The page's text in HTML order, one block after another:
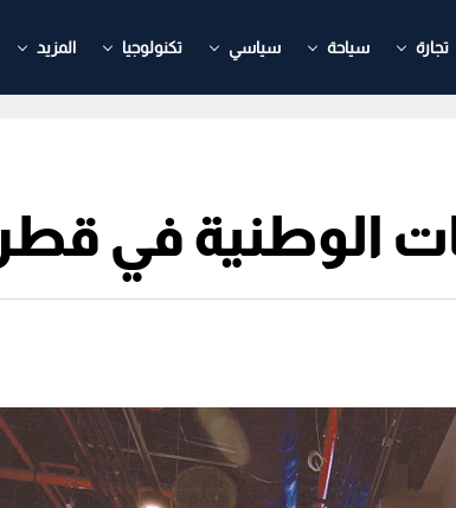
تجارة سياحة سياسي تكنولوجيا المزيد
الوطنية في قطر